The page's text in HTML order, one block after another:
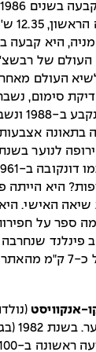
העולם
סימום,
5 איבדה בתאונה
היא
האישי. היא
1989 פרסמה ספר
העיר…
אנקוויסט